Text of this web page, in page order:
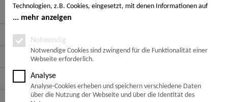
Technologien, z.B. Cookies, eingesetzt, mit denen Informationen auf
Ihrem Endgerät gespeichert und/oder von Ihrem Endgerät abgerufen
Notwendige Cookies, Analyse-, Marketing- und Statistik-Cookies. Bei den
notwendigen Cookies handelt es sich um solche, die technisch notwendig
sind, um den von Ihnen gewünschten Dienst bereitzustellen, die übrigen
Cookies werden nur auf Grund einer von Ihnen erteilten Einwilligung
gesetzt. Die Einwilligung ist freiwillig. Personen, die das 16. Lebensjahr
noch nicht vollendet haben, benötigen die Zustimmung der
mehr anzeigen
Notwendig
Notwendige Cookies sind zwingend für die Funktionalität einer
Webseite erforderlich.
Analyse
Analyse-Cookies erheben und speichern verschiedene Daten
über die Nutzung der Webseite und über die Identität des
Hier finden Sie uns
Service Hotline
Service
Informationen